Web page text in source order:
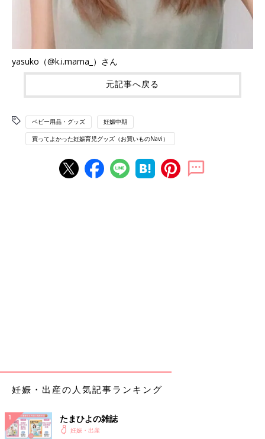
yasuko（@k.i.mama_）さん
元記事へ戻る
ベビー用品・グッズ 妊娠中期
買ってよかった妊娠育児グッズ（お買いものNavi）
妊娠・出産の人気記事ランキング
たまひよの雑誌
妊娠・出産